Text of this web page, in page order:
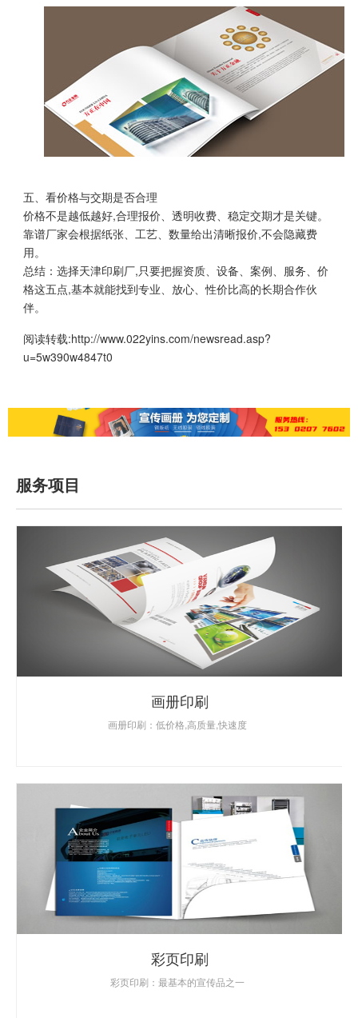
五、看价格与交期是否合理
价格不是越低越好,合理报价、透明收费、稳定交期才是关键。
靠谱厂家会根据纸张、工艺、数量给出清晰报价,不会隐藏费
用。
总结：选择天津印刷厂,只要把握资质、设备、案例、服务、价
格这五点,基本就能找到专业、放心、性价比高的长期合作伙
伴。
阅读转载:http://www.022yins.com/newsread.asp?
u=5w390w4847t0
服务项目
画册印刷
画册印刷：低价格,高质量,快速度
彩页印刷
彩页印刷：最基本的宣传品之一